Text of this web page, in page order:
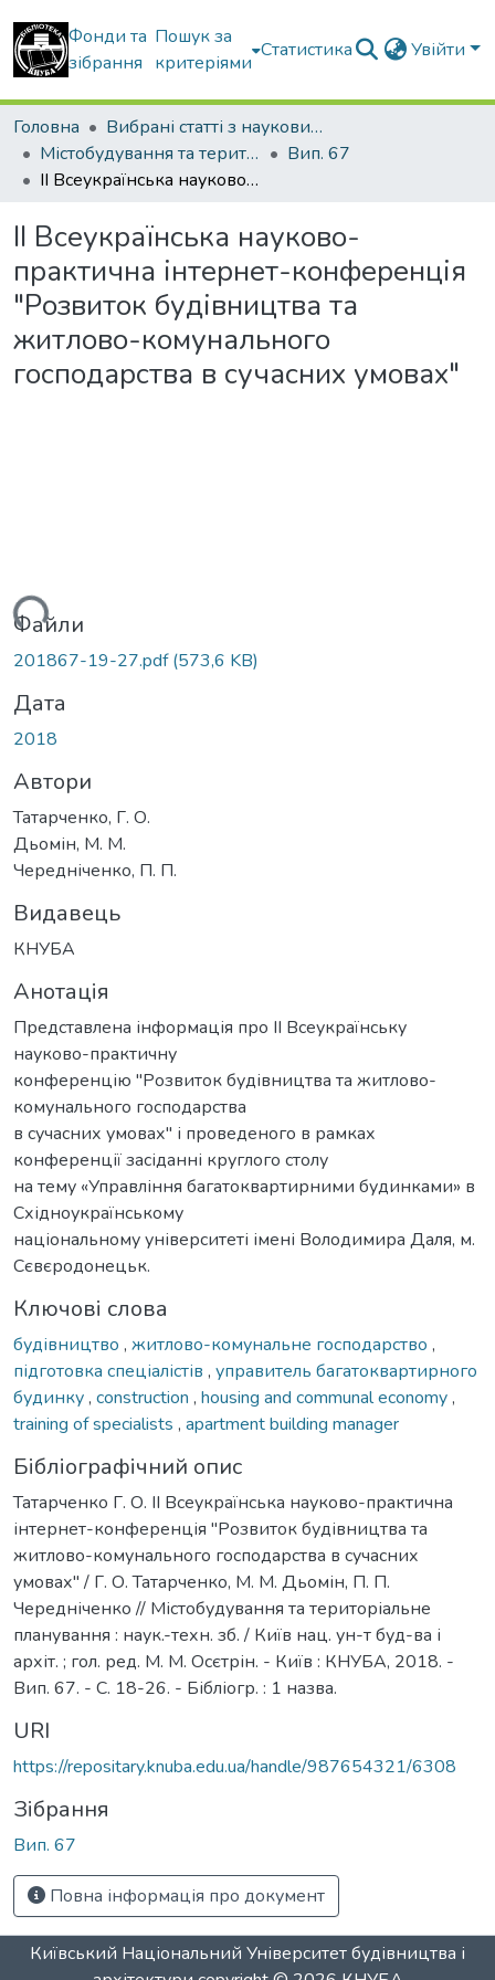
Фонди та
зібрання
Пошук за
критеріями
Статистика Увійти
Головна
Вибрані статті з наукових збірників КНУБА
Містобудування та територіальне планування
Вип. 67
II Всеукраїнська науково-практична інтернет-конференція "Розвиток будівництва та житлово-комунального господарства в сучасних умовах"
II Всеукраїнська науково-
практична інтернет-конференція
"Розвиток будівництва та
житлово-комунального
господарства в сучасних умовах"
Файли
201867-19-27.pdf(573,6 KB)
Дата
2018
Автори
Татарченко, Г. О.
Дьомін, М. М.
Чередніченко, П. П.
Видавець
КНУБА
Анотація
Представлена інформація про ІІ Всеукраїнську
науково-практичну
конференцію "Розвиток будівництва та житлово-
комунального господарства
в сучасних умовах" і проведеного в рамках
конференції засіданні круглого столу
на тему «Управління багатоквартирними будинками» в
Східноукраїнському
національному університеті імені Володимира Даля, м.
Сєвєродонецьк.
Ключові слова
будівництво , житлово-комунальне господарство ,
підготовка спеціалістів , управитель багатоквартирного
будинку, construction , housing and communal economy,
training of specialists , apartment building manager
Бібліографічний опис
Татарченко Г. О. II Всеукраїнська науково-практична
інтернет-конференція "Розвиток будівництва та
житлово-комунального господарства в сучасних
умовах" / Г. О. Татарченко, М. М. Дьомін, П. П.
Чередніченко // Містобудування та територіальне
планування : наук.-техн. зб. / Київ нац. ун-т буд-ва і
архіт. ; гол. ред. М. М. Осєтрін. - Київ : КНУБА, 2018. -
Вип. 67. - С. 18-26. - Бібліогр. : 1 назва.
URI
https://repositary.knuba.edu.ua/handle/987654321/6308
Зібрання
Вип. 67
Повна інформація про документ
Київський Національний Університет будівництва і